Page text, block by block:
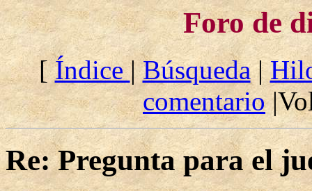
Foro de
[Índice|Búsqueda|
comentario
Re: Pregunta para el